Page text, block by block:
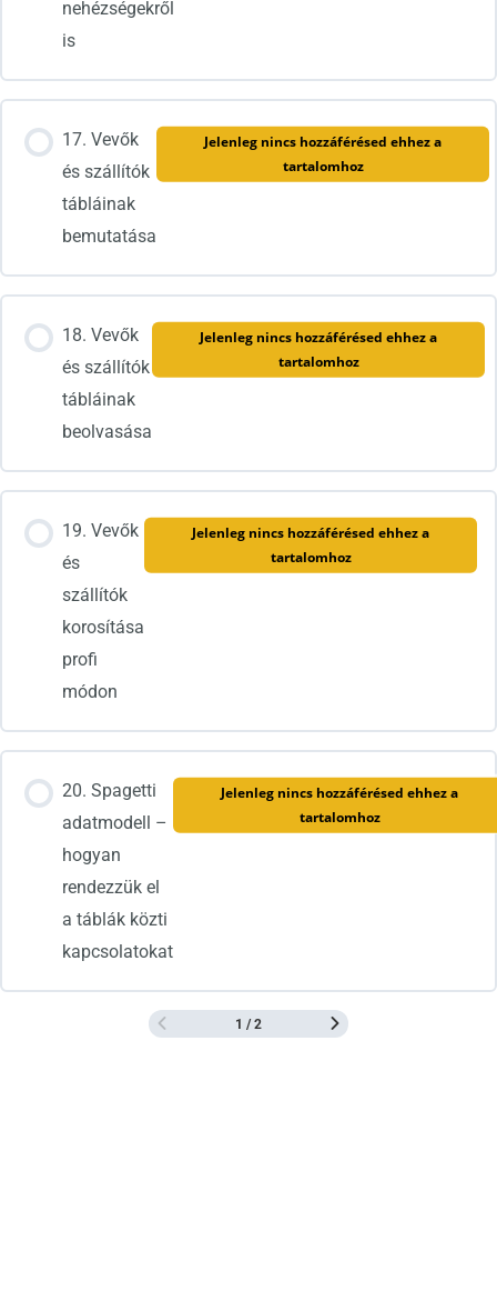
nehézségekről
is
17. Vevők
és szállítók
tábláinak
bemutatása
Jelenleg nincs hozzáférésed ehhez a
tartalomhoz
18. Vevők
és szállítók
tábláinak
beolvasása
Jelenleg nincs hozzáférésed ehhez a
tartalomhoz
19. Vevők
és
szállítók
korosítása
profi
módon
Jelenleg nincs hozzáférésed ehhez a
tartalomhoz
20. Spagetti
adatmodell –
hogyan
rendezzük el
a táblák közti
kapcsolatokat
Jelenleg nincs hozzáférésed ehhez a
tartalomhoz
1 / 2